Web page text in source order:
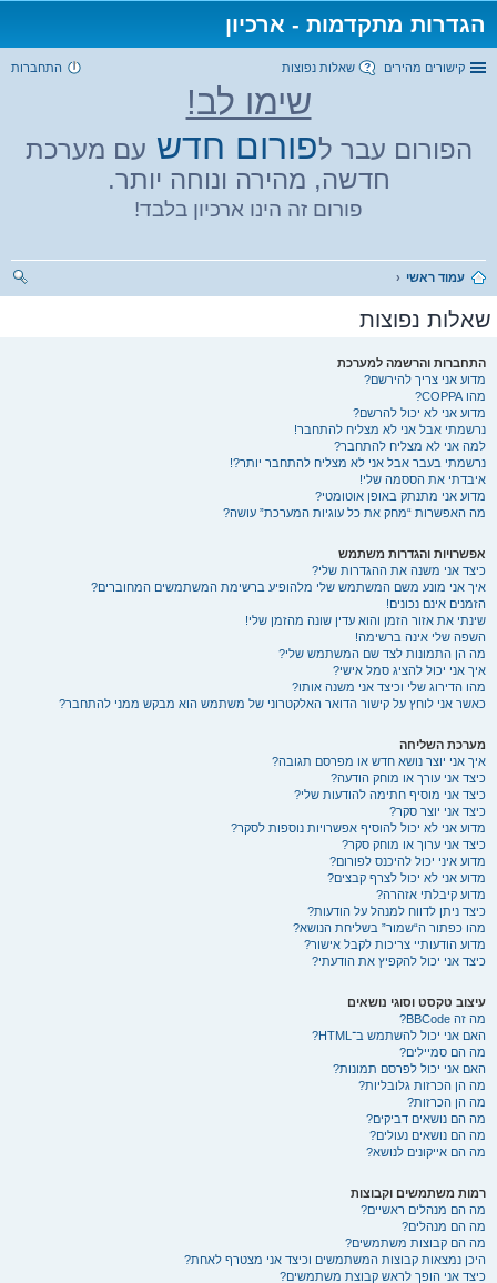
הגדרות מתקדמות - ארכיון
קישורים מהירים שאלות נפוצות התחברות
שימו לב!
הפורום עבר לפורום חדש עם מערכת
חדשה, מהירה ונוחה יותר.
פורום זה הינו ארכיון בלבד!
עמוד ראשי
שאלות נפוצות
התחברות והרשמה למערכת
מדוע אני צריך להירשם?
מהו COPPA?
מדוע אני לא יכול להרשם?
נרשמתי אבל אני לא מצליח להתחבר!
למה אני לא מצליח להתחבר?
נרשמתי בעבר אבל אני לא מצליח להתחבר יותר?!
איבדתי את הססמה שלי!
מדוע אני מתנתק באופן אוטומטי?
מה האפשרות “מחק את כל עוגיות המערכת” עושה?
אפשרויות והגדרות משתמש
כיצד אני משנה את ההגדרות שלי?
איך אני מונע משם המשתמש שלי מלהופיע ברשימת המשתמשים המחוברים?
הזמנים אינם נכונים!
שינתי את אזור הזמן והוא עדין שונה מהזמן שלי!
השפה שלי אינה ברשימה!
מה הן התמונות לצד שם המשתמש שלי?
איך אני יכול להציג סמל אישי?
מהו הדירוג שלי וכיצד אני משנה אותו?
כאשר אני לוחץ על קישור הדואר האלקטרוני של משתמש הוא מבקש ממני להתחבר?
מערכת השליחה
איך אני יוצר נושא חדש או מפרסם תגובה?
כיצד אני עורך או מוחק הודעה?
כיצד אני מוסיף חתימה להודעות שלי?
כיצד אני יוצר סקר?
מדוע אני לא יכול להוסיף אפשרויות נוספות לסקר?
כיצד אני ערוך או מוחק סקר?
מדוע איני יכול להיכנס לפורום?
מדוע אני לא יכול לצרף קבצים?
מדוע קיבלתי אזהרה?
כיצד ניתן לדווח למנהל על הודעות?
מהו כפתור ה“שמור” בשליחת הנושא?
מדוע הודעותיי צריכות לקבל אישור?
כיצד אני יכול להקפיץ את הודעתי?
עיצוב טקסט וסוגי נושאים
מה זה BBCode?
האם אני יכול להשתמש ב־HTML?
מה הם סמיילים?
האם אני יכול לפרסם תמונות?
מה הן הכרזות גלובליות?
מה הן הכרזות?
מה הם נושאים דביקים?
מה הם נושאים נעולים?
מה הם אייקונים לנושא?
רמות משתמשים וקבוצות
מה הם מנהלים ראשיים?
מה הם מנהלים?
מה הם קבוצות משתמשים?
היכן נמצאות קבוצות המשתמשים וכיצד אני מצטרף לאחת?
כיצד אני הופך לראש קבוצת משתמשים?